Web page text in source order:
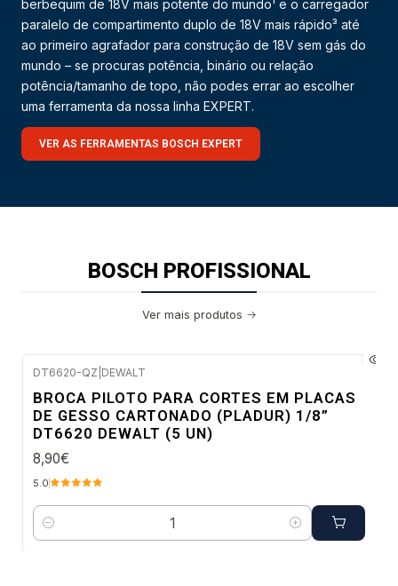
berbequim de 18V mais potente do mundo¹ e o carregador
paralelo de compartimento duplo de 18V mais rápido³ até
ao primeiro agrafador para construção de 18V sem gás do
mundo – se procuras potência, binário ou relação
potência/tamanho de topo, não podes errar ao escolher
uma ferramenta da nossa linha EXPERT.
VER AS FERRAMENTAS BOSCH EXPERT
BOSCH PROFISSIONAL
Ver mais produtos
DT6620-QZ DEWALT
BROCA PILOTO PARA CORTES EM PLACAS
DE GESSO CARTONADO (PLADUR) 1/8”
DT6620 DEWALT (5 UN)
8,90€
5.0
Quantidade